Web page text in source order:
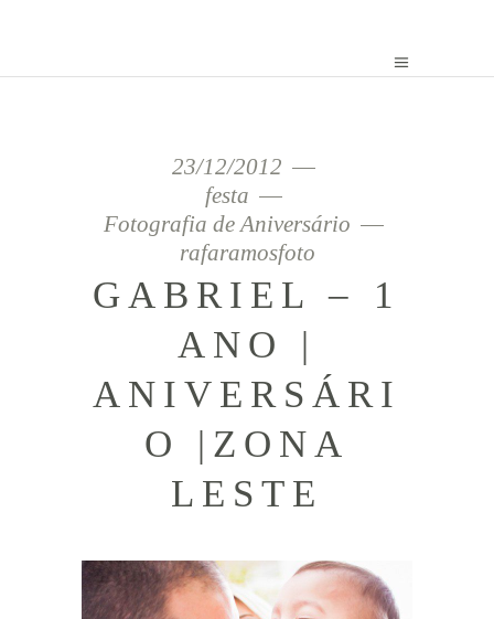
23/12/2012
festa
Fotografia de Aniversário
rafaramosfoto
GABRIEL – 1
ANO |
ANIVERSÁRI
O |ZONA
LESTE